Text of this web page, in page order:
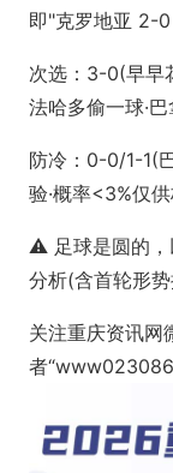
即"克罗地亚 2-
次选：3-0(早早
法哈多偷一球·
防冷：0-0/1-1(
验·概率<3%仅
⚠️ 足球是圆的，
分析(含首轮形
关注重庆资讯网
者